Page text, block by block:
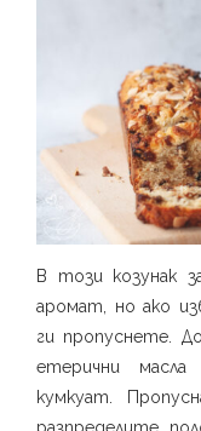
В този козунак
аромат, но ако
ги пропуснете.
етерични масла
кумкуат.
разпределите